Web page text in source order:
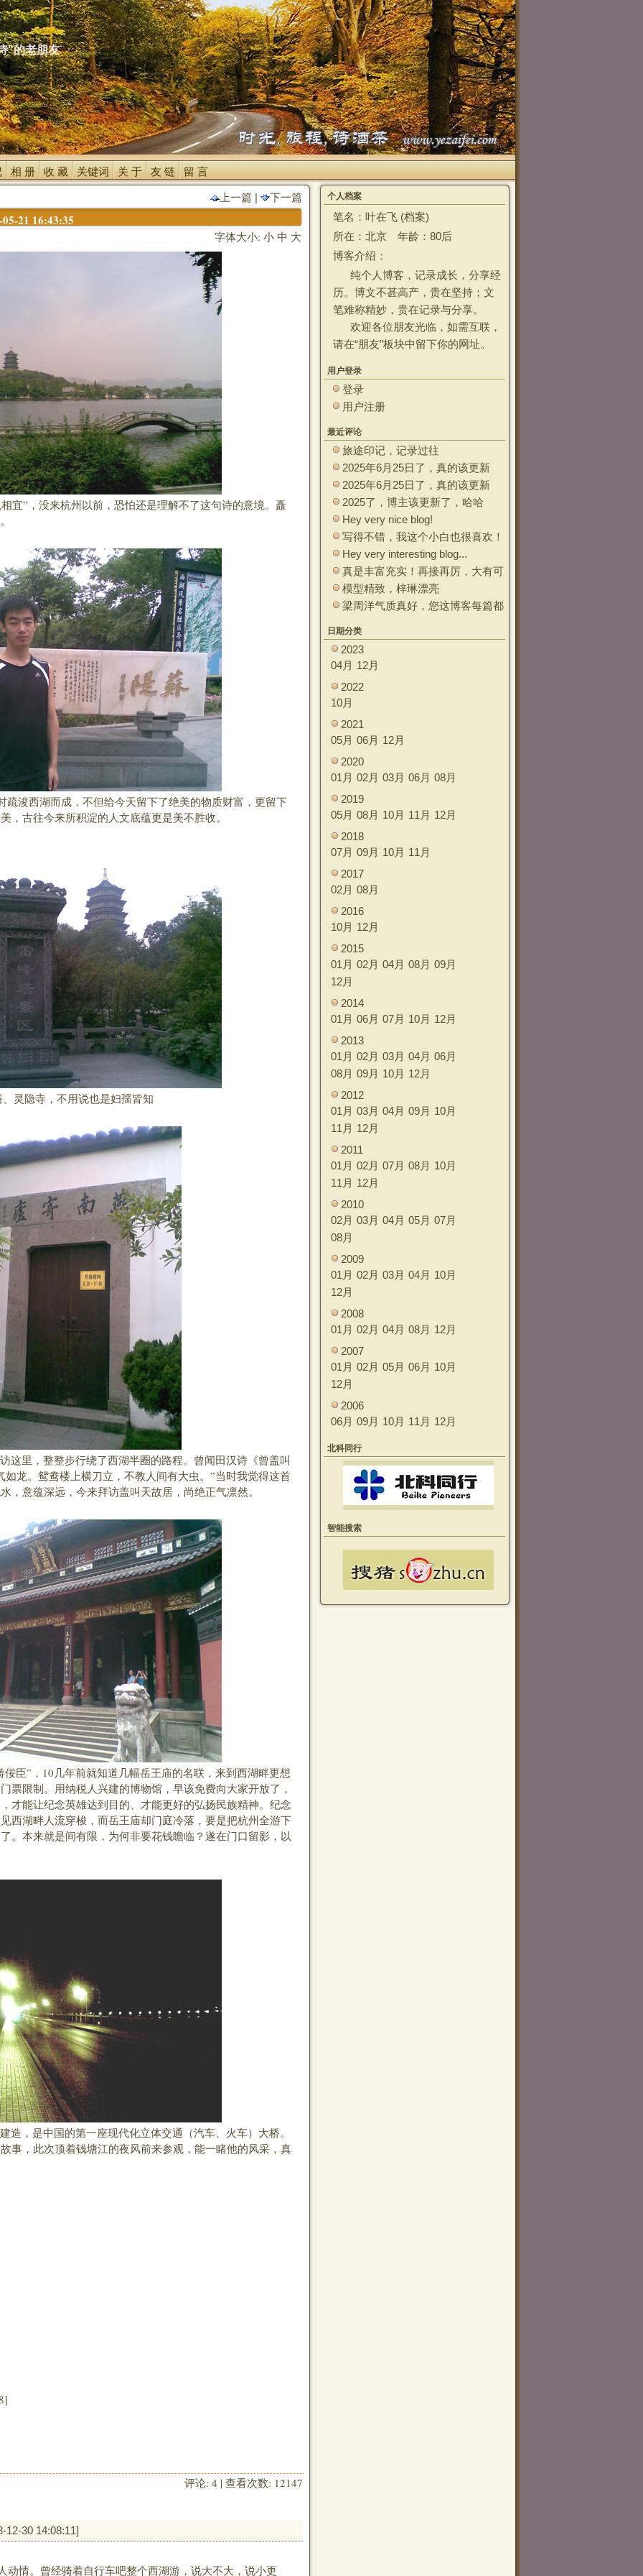
"的老朋友
相 册 收 藏 关键词 关 于 友 链 留 言
上一篇 | 下一篇
21 16:43:35
字体大小: 小 中 大
，没来杭州以前，恐怕还是理解不了这句诗的意境。矗
西湖而成，不但给今天留下了绝美的物质财富，更留下
，古往今来所积淀的人文底蕴更是美不胜收。
灵隐寺，不用说也是妇孺皆知
，整整步行绕了西湖半圈的路程。曾闻田汉诗《曾盖叫
龙。鸳鸯楼上横刀立，不教人间有大虫。”当时我觉得这首
，意蕴深远，今来拜访盖叫天故居，尚绝正气凛然。
”，10几年前就知道几幅岳王庙的名联，来到西湖畔更想
票限制。用纳税人兴建的博物馆，早该免费向大家开放了，
才能让纪念英雄达到目的、才能更好的弘扬民族精神。纪念
西湖畔人流穿梭，而岳王庙却门庭冷落，要是把杭州全游下
。本来就是间有限，为何非要花钱瞻临？遂在门口留影，以
是中国的第一座现代化立体交通（汽车、火车）大桥。
事，此次顶着钱塘江的夜风前来参观，能一睹他的风采，真
评论: 4 | 查看次数: 12147
12-30 14:08:11]
动情。曾经骑着自行车吧整个西湖游，说大不大，说小更
个人档案
笔名：叶在飞 (档案)
所在：北京 年龄：80后
博客介绍：
纯个人博客，记录成长，分享经
历。博文不甚高产，贵在坚持；文
笔难称精妙，贵在记录与分享。
欢迎各位朋友光临，如需互联，
请在“朋友”板块中留下你的网址。
用户登录
登录
用户注册
最近评论
旅途印记，记录过往
2025年6月25日了，真的该更新
了。 ~~
2025年6月25日了，真的该更新
了。
2025了，博主该更新了，哈哈
Hey very nice blog!
写得不错，我这个小白也很喜欢！
Hey very interesting blog...
真是丰富充实！再接再厉，大有可
为
模型精致，梓琳漂亮
梁周洋气质真好，您这博客每篇都
日期分类
2023
04月 12月
2022
10月
2021
05月 06月 12月
2020
01月 02月 03月 06月 08月
2019
05月 08月 10月 11月 12月
2018
07月 09月 10月 11月
2017
02月 08月
2016
10月 12月
2015
01月 02月 04月 08月 09月
12月
2014
01月 06月 07月 10月 12月
2013
01月 02月 03月 04月 06月
08月 09月 10月 12月
2012
01月 03月 04月 09月 10月
11月 12月
2011
01月 02月 07月 08月 10月
11月 12月
2010
02月 03月 04月 05月 07月
08月
2009
01月 02月 03月 04月 10月
12月
2008
01月 02月 04月 08月 12月
2007
01月 02月 05月 06月 10月
12月
2006
06月 09月 10月 11月 12月
北科同行
智能搜索